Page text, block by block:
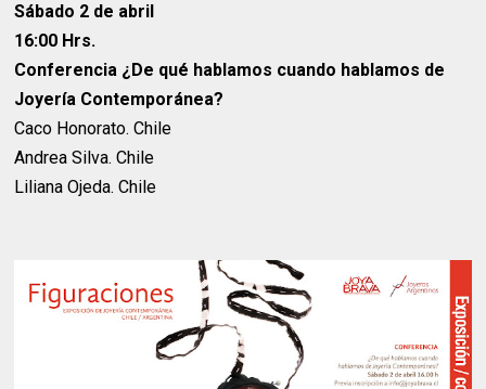
Sábado 2 de abril
16:00 Hrs.
Conferencia ¿De qué hablamos cuando hablamos de
Joyería Contemporánea?
Caco Honorato. Chile
Andrea Silva. Chile
Liliana Ojeda. Chile